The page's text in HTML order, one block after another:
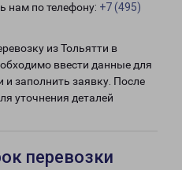
нам по телефону: +7 (495)
из Тольятти в
ввести данные для
и заполнить заявку. После
уточнения деталей
перевозки